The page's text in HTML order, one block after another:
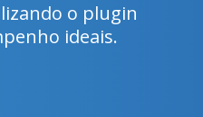
o plugin
ideais.